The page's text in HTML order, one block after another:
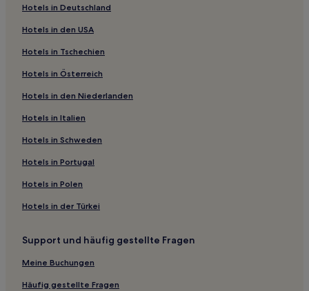
Highlands-Baywood Park: Hotels
Haight-Ashbury: Hotels
Produce and Waterfront: Hotels
Somisspo: Hotels
Hotels nahe Ghirardelli Chocolate Experience
St. Francis: Hotels
Hotels in Deutschland
Hotels in den USA
Hotels in Tschechien
Hotels in Österreich
Hotels in den Niederlanden
Hotels in Italien
Hotels in Schweden
Hotels in Portugal
Hotels in Polen
Hotels in der Türkei
Support und häufig gestellte Fragen
Meine Buchungen
Häufig gestellte Fragen